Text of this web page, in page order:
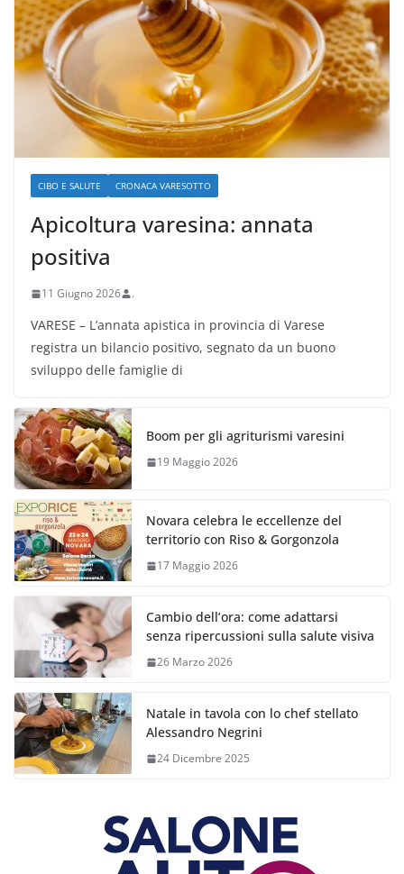
CIBO E SALUTE CRONACA VARESOTTO
Apicoltura varesina: annata
positiva
11 Giugno 2026 .
VARESE – L’annata apistica in provincia di Varese
registra un bilancio positivo, segnato da un buono
sviluppo delle famiglie di
Boom per gli agriturismi varesini
19 Maggio 2026
Novara celebra le eccellenze del
territorio con Riso & Gorgonzola
17 Maggio 2026
Cambio dell’ora: come adattarsi
senza ripercussioni sulla salute visiva
26 Marzo 2026
Natale in tavola con lo chef stellato
Alessandro Negrini
24 Dicembre 2025